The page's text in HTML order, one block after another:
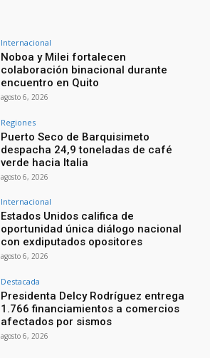
Internacional
Noboa y Milei fortalecen
colaboración binacional durante
encuentro en Quito
agosto 6, 2026
Regiones
Puerto Seco de Barquisimeto
despacha 24,9 toneladas de café
verde hacia Italia
agosto 6, 2026
Internacional
Estados Unidos califica de
oportunidad única diálogo nacional
con exdiputados opositores
agosto 6, 2026
Destacada
Presidenta Delcy Rodríguez entrega
1.766 financiamientos a comercios
afectados por sismos
agosto 6, 2026